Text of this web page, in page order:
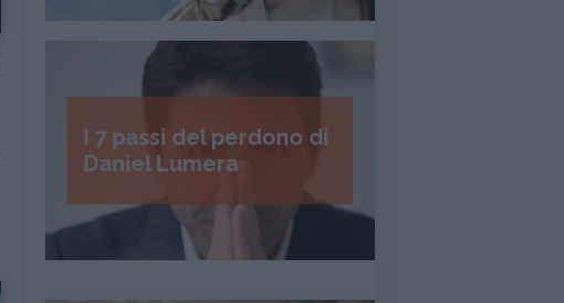
I 7 passi del perdono di
Daniel Lumera